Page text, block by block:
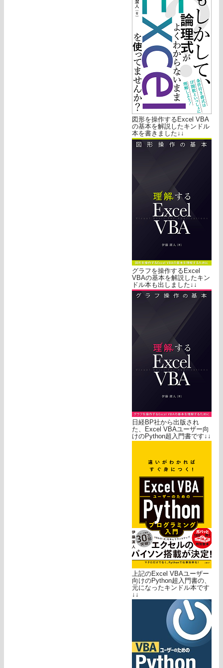
図形を操作するExcel VBA
の基本を解説したキンドル
本を書きました↓↓
グラフを操作するExcel
VBAの基本を解説したキン
ドル本も出しました↓↓
日経BP社から出版され
た、Excel VBAユーザー向
けのPython超入門書です↓↓
上記のExcel VBAユーザー
向けのPython超入門書の、
元になったキンドル本です
↓↓